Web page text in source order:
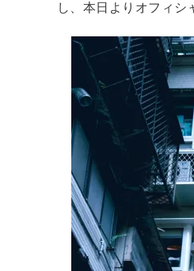
し、本日よりオフィシ